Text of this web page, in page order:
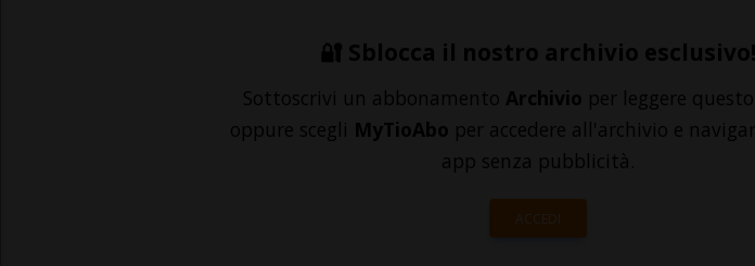
🔐 Sblocca il nostro archivio esclusivo!
Sottoscrivi un abbonamento Archivio per leggere
oppure scegli MyTioAbo per accedere all'archivio e
app senza pubblicità.
ACCEDI